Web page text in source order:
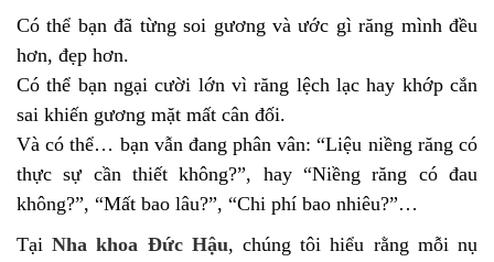
Có thể bạn đã từng soi gương và ước gì răng mình đều
hơn, đẹp hơn.
Có thể bạn ngại cười lớn vì răng lệch lạc hay khớp cắn
sai khiến gương mặt mất cân đối.
Và có thể… bạn vẫn đang phân vân: “Liệu niềng răng có
thực sự cần thiết không?”, hay “Niềng răng có đau
không?”, “Mất bao lâu?”, “Chi phí bao nhiêu?”…
TạiNha khoa Đức Hậu, chúng tôi hiểu rằng mỗi nụ